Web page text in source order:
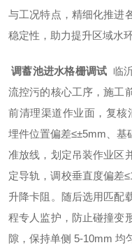
与工况特点，精细化推进
稳定性，助力提升区域水
调蓄池进水格栅调试 临
流控污的核心工序，施工
前清理渠道作业面，复核
埋件位置偏差≤±5mm、基
准放线，划定吊装作业区
定导轨，调校垂直度偏差
升降卡阻。随后选用匹配
程专人监护，防止碰撞变
隙，保持单侧 5-10mm 均